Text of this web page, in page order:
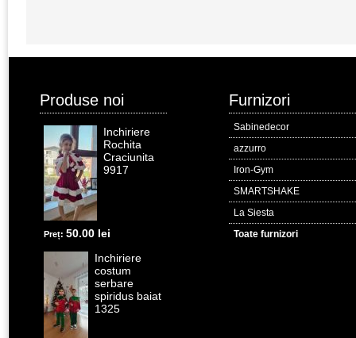
Produse noi
Inchiriere
Rochita
Craciunita
9917
Preț: 50.00 lei
Inchiriere
costum
serbare
spiridus baiat
1325
Furnizori
Sabinedecor
azzurro
Iron-Gym
SMARTSHAKE
La Siesta
Toate furnizori